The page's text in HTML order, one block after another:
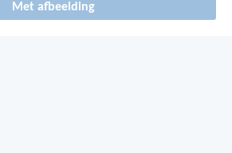
Met afbeelding